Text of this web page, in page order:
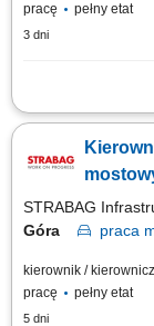
pracę
pełny etat
3 dni
Miejsce pracy:
powierzonych
oraz koordynacja
STRABAG
Góra
praca
kierownik /
pracę
pełny etat
5 dni